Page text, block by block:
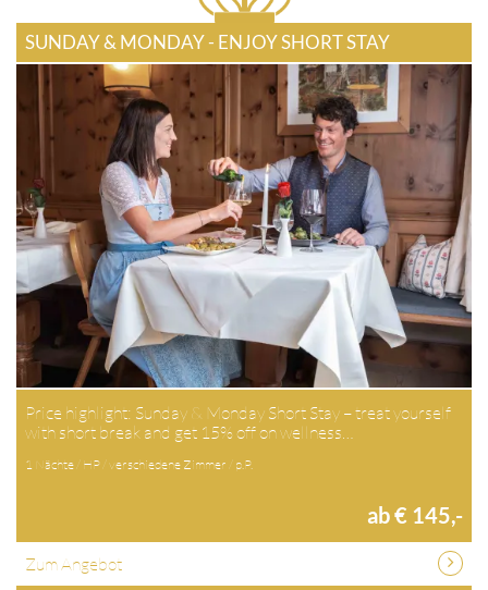
SUNDAY & MONDAY - ENJOY SHORT STAY
Price highlight: Sunday & Monday Short Stay – treat yourself
with short break and get 15% off on wellness…
1 Nächte / HP / verschiedene Zimmer / p.P.
ab € 145,-
Zum Angebot